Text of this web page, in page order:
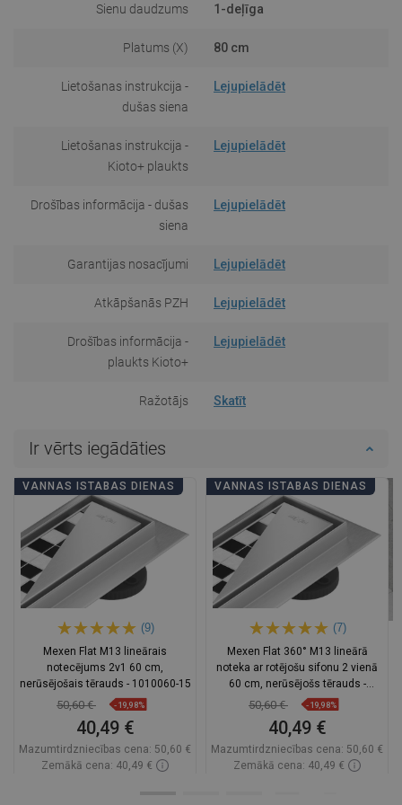
Sienu daudzums 1-deļīga
Platums (X) 80 cm
Lietošanas instrukcija -
dušas siena
Lejupielādēt
Lietošanas instrukcija -
Kioto+ plaukts
Lejupielādēt
Drošības informācija - dušas
siena
Lejupielādēt
Garantijas nosacījumi Lejupielādēt
Atkāpšanās PZH Lejupielādēt
Drošības informācija -
plaukts Kioto+
Lejupielādēt
Ražotājs Skatīt
Ir vērts iegādāties
VANNAS ISTABAS DIENAS
(9)
Mexen Flat M13 lineārais
notecējums 2v1 60 cm,
nerūsējošais tērauds - 1010060-15
50,60 € -19,98%
40,49 €
Mazumtirdzniecības cena: 50,60 €
Zemākā cena: 40,49 €
VANNAS ISTABAS DIENAS
(7)
Mexen Flat 360° M13 lineārā
noteka ar rotējošu sifonu 2 vienā
60 cm, nerūsējošs tērauds -
1010060-40
50,60 € -19,98%
40,49 €
Mazumtirdzniecības cena: 50,60 €
Zemākā cena: 40,49 €